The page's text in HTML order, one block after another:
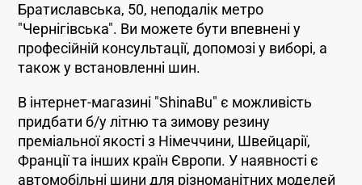
Братиславська, 50, неподалік метро
"Чернігівська". Ви можете бути впевнені у
професійній консультації, допомозі у виборі, а
також у встановленні шин.
В інтернет-магазині "ShinaBu" є можливість
придбати б/у літню та зимову резину
преміальної якості з Німеччини, Швейцарії,
Франції та інших країн Європи. У наявності є
автомобільні шини для різноманітних моделей